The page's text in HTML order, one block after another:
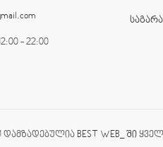
- 22:00
დამზადებულია BEST WEB_ ში